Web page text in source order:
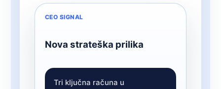
CEO SIGNAL
Nova strateška prilika
Tri ključna računa u